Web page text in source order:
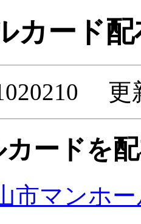
カード
更
ードを
市マンホ